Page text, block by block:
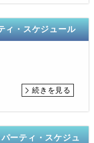
ィ・スケジュール
続きを見る
ーティ・スケジュ